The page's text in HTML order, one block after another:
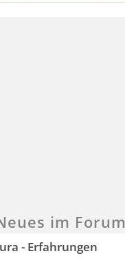
im Forum
- Erfahrungen